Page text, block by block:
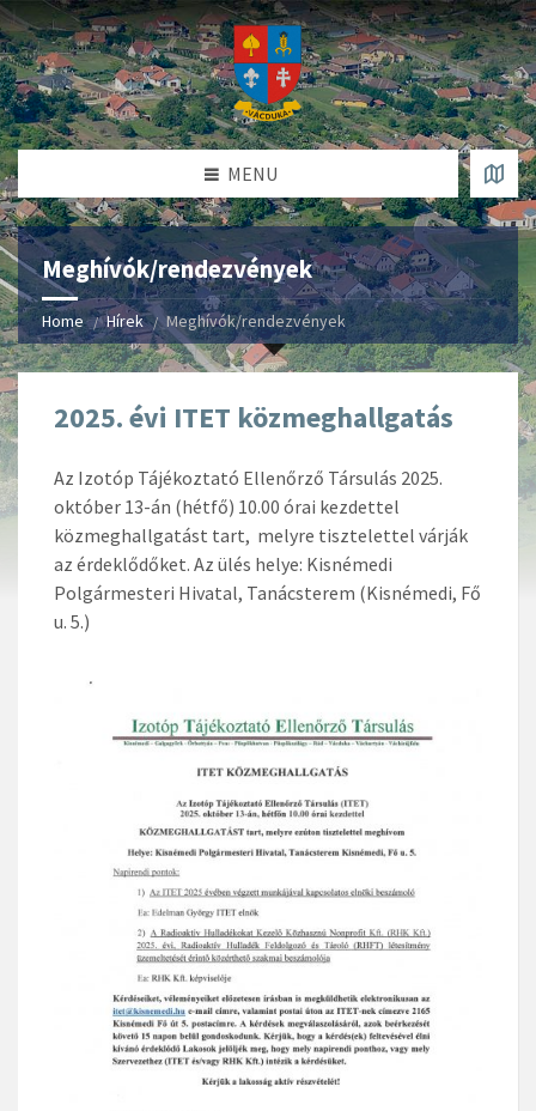
MENU
Meghívók/rendezvények
Home Hírek Meghívók/rendezvények
2025. évi ITET közmeghallgatás
Az Izotóp Tájékoztató Ellenőrző Társulás 2025.
október 13-án (hétfő) 10.00 órai kezdettel
közmeghallgatást tart, melyre tisztelettel várják
az érdeklődőket. Az ülés helye: Kisnémedi
Polgármesteri Hivatal, Tanácsterem (Kisnémedi, Fő
u. 5.)